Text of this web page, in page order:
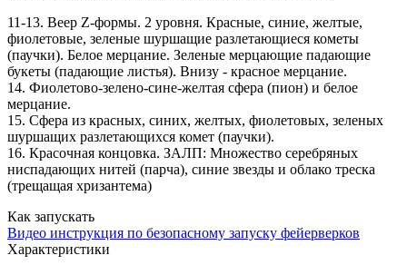
11-13. Веер Z-формы. 2 уровня. Красные, синие, желтые,
фиолетовые, зеленые шуршащие разлетающиеся кометы
(паучки). Белое мерцание. Зеленые мерцающие падающие
букеты (падающие листья). Внизу - красное мерцание.
14. Фиолетово-зелено-сине-желтая сфера (пион) и белое
мерцание.
15. Сфера из красных, синих, желтых, фиолетовых, зеленых
шуршащих разлетающихся комет (паучки).
16. Красочная концовка. ЗАЛП: Множество серебряных
ниспадающих нитей (парча), синие звезды и облако треска
(трещащая хризантема)
Как запускать
Видео инструкция по безопасному запуску фейерверков
Характеристики